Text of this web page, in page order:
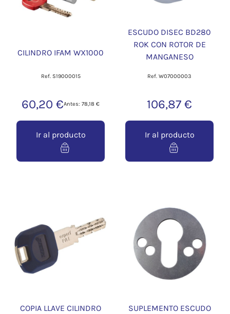
CILINDRO IFAM WX1000
Ref. S19000015
60,20 €Antes: 78,18 €
Ir al producto
ESCUDO DISEC BD280
ROK CON ROTOR DE
MANGANESO
Ref. W07000003
106,87 €
Ir al producto
COPIA LLAVE CILINDRO
SUPLEMENTO ESCUDO